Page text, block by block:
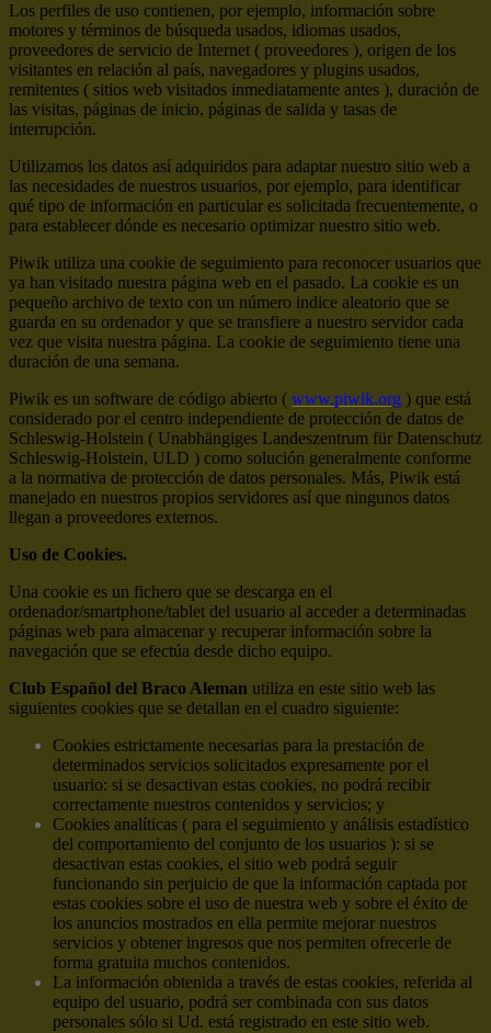
Los perfiles de uso contienen, por ejemplo, información sobre
motores y términos de búsqueda usados, idiomas usados,
proveedores de servicio de Internet ( proveedores ), origen de los
visitantes en relación al país, navegadores y plugins usados,
remitentes ( sitios web visitados inmediatamente antes ), duración de
las visitas, páginas de inicio, páginas de salida y tasas de
interrupción.
Utilizamos los datos así adquiridos para adaptar nuestro sitio web a
las necesidades de nuestros usuarios, por ejemplo, para identificar
qué tipo de información en particular es solicitada frecuentemente, o
para establecer dónde es necesario optimizar nuestro sitio web.
Piwik utiliza una cookie de seguimiento para reconocer usuarios que
ya han visitado nuestra página web en el pasado. La cookie es un
pequeño archivo de texto con un número indice aleatorio que se
guarda en su ordenador y que se transfiere a nuestro servidor cada
vez que visita nuestra página. La cookie de seguimiento tiene una
duración de una semana.
Piwik es un software de código abierto ( www.piwik.org ) que está
considerado por el centro independiente de protección de datos de
Schleswig-Holstein ( Unabhängiges Landeszentrum für Datenschutz
Schleswig-Holstein, ULD ) como solución generalmente conforme
a la normativa de protección de datos personales. Más, Piwik está
manejado en nuestros propios servidores así que ningunos datos
llegan a proveedores externos.
Uso de Cookies.
Una cookie es un fichero que se descarga en el
ordenador/smartphone/tablet del usuario al acceder a determinadas
páginas web para almacenar y recuperar información sobre la
navegación que se efectúa desde dicho equipo.
Club Español del Braco Aleman utiliza en este sitio web las
siguientes cookies que se detallan en el cuadro siguiente:
Cookies estrictamente necesarias para la prestación de
determinados servicios solicitados expresamente por el
usuario: si se desactivan estas cookies, no podrá recibir
correctamente nuestros contenidos y servicios; y
Cookies analíticas ( para el seguimiento y análisis estadístico
del comportamiento del conjunto de los usuarios ): si se
desactivan estas cookies, el sitio web podrá seguir
funcionando sin perjuicio de que la información captada por
estas cookies sobre el uso de nuestra web y sobre el éxito de
los anuncios mostrados en ella permite mejorar nuestros
servicios y obtener ingresos que nos permiten ofrecerle de
forma gratuita muchos contenidos.
La información obtenida a través de estas cookies, referida al
equipo del usuario, podrá ser combinada con sus datos
personales sólo si Ud. está registrado en este sitio web.